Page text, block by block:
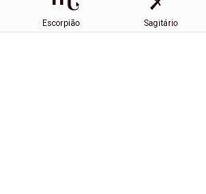
Escorpião Sagitário